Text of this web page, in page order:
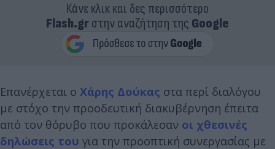
Κάνε κλικ και δες περισσότερο
Flash.grστην αναζήτηση της Google
Επανέρχεται ο Χάρης Δούκας στα περί διαλόγου
με στόχο την προοδευτική διακυβέρνηση έπειτα
από τον θόρυβο που προκάλεσαν οι χθεσινές
δηλώσεις του για την προοπτική συνεργασίας με